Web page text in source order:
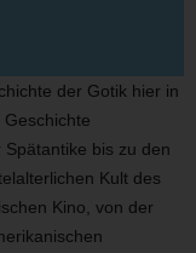
der Gotik hier in
bis zu den
Kult des
Kino, von der